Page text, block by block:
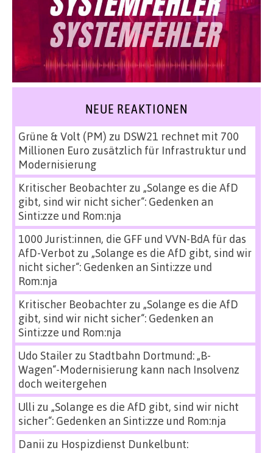
NEUE REAKTIONEN
Grüne & Volt (PM) zu DSW21 rechnet mit 700
Millionen Euro zusätzlich für Infrastruktur und
Modernisierung
Kritischer Beobachterzu „Solange es die AfD
gibt, sind wir nicht sicher“: Gedenken an
Sinti:zze und Rom:nja
1000 Jurist:innen, die GFF und VVN-BdA für das
AfD-Verbot zu „Solange es die AfD gibt, sind wir
nicht sicher“: Gedenken an Sinti:zze und
Rom:nja
Kritischer Beobachterzu „Solange es die AfD
gibt, sind wir nicht sicher“: Gedenken an
Sinti:zze und Rom:nja
Udo Stailerzu Stadtbahn Dortmund: „B-
Wagen“-Modernisierung kann nach Insolvenz
doch weitergehen
Ulli zu „Solange es die AfD gibt, sind wir nicht
sicher“: Gedenken an Sinti:zze und Rom:nja
Danii zu Hospizdienst Dunkelbunt: